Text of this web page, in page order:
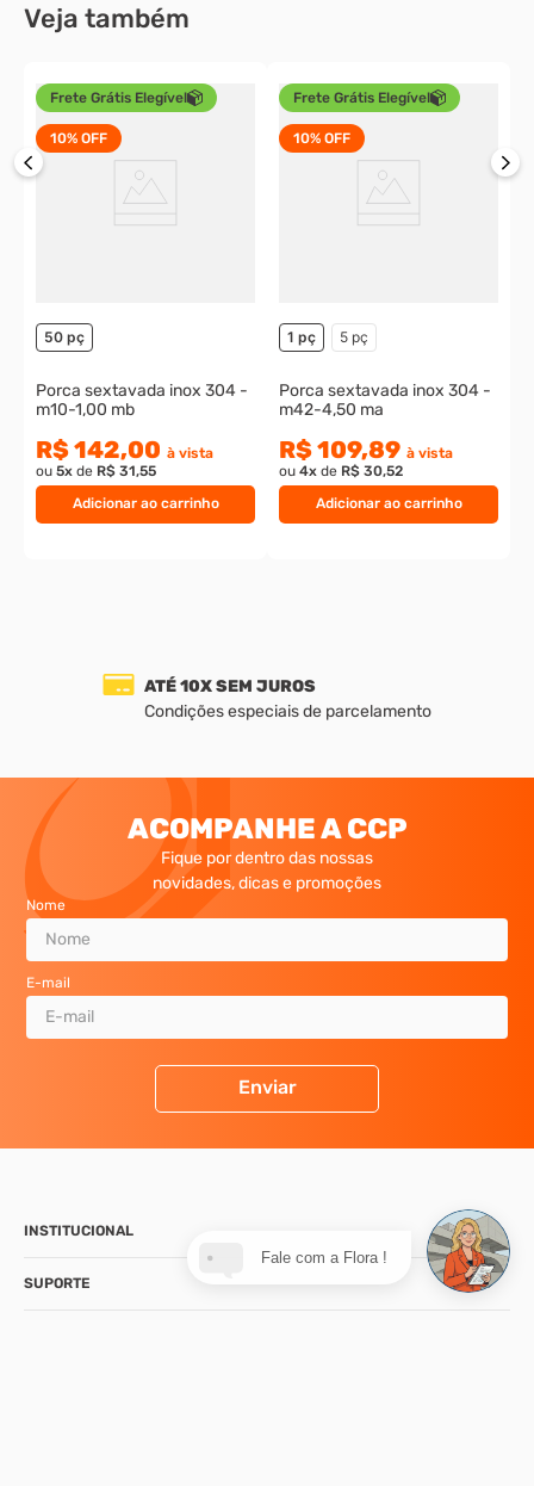
Veja também
Frete Grátis Elegível
10% OFF
Adicionar ao carrinho
50 pç
Porca sextavada inox 304 -
m10-1,00 mb
R$ 142,00 à vista
ou 5x de R$ 31,55
Frete Grátis Elegível
10% OFF
Adicionar ao carrinho
1 pç 5 pç
Porca sextavada inox 304 -
m42-4,50 ma
R$ 109,89 à vista
ou 4x de R$ 30,52
ATÉ 10X SEM JUROS
Condições especiais de parcelamento
ACOMPANHE A CCP
Fique por dentro das nossas
novidades, dicas e promoções
Nome
E-mail
Enviar
INSTITUCIONAL
SUPORTE
Fale com a Flora !